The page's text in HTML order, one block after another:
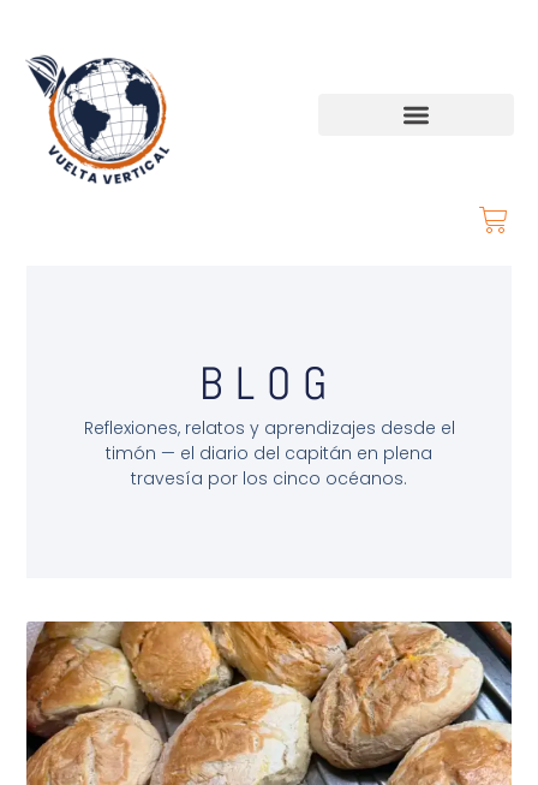
BLOG
Reflexiones, relatos y aprendizajes desde el
timón — el diario del capitán en plena
travesía por los cinco océanos.